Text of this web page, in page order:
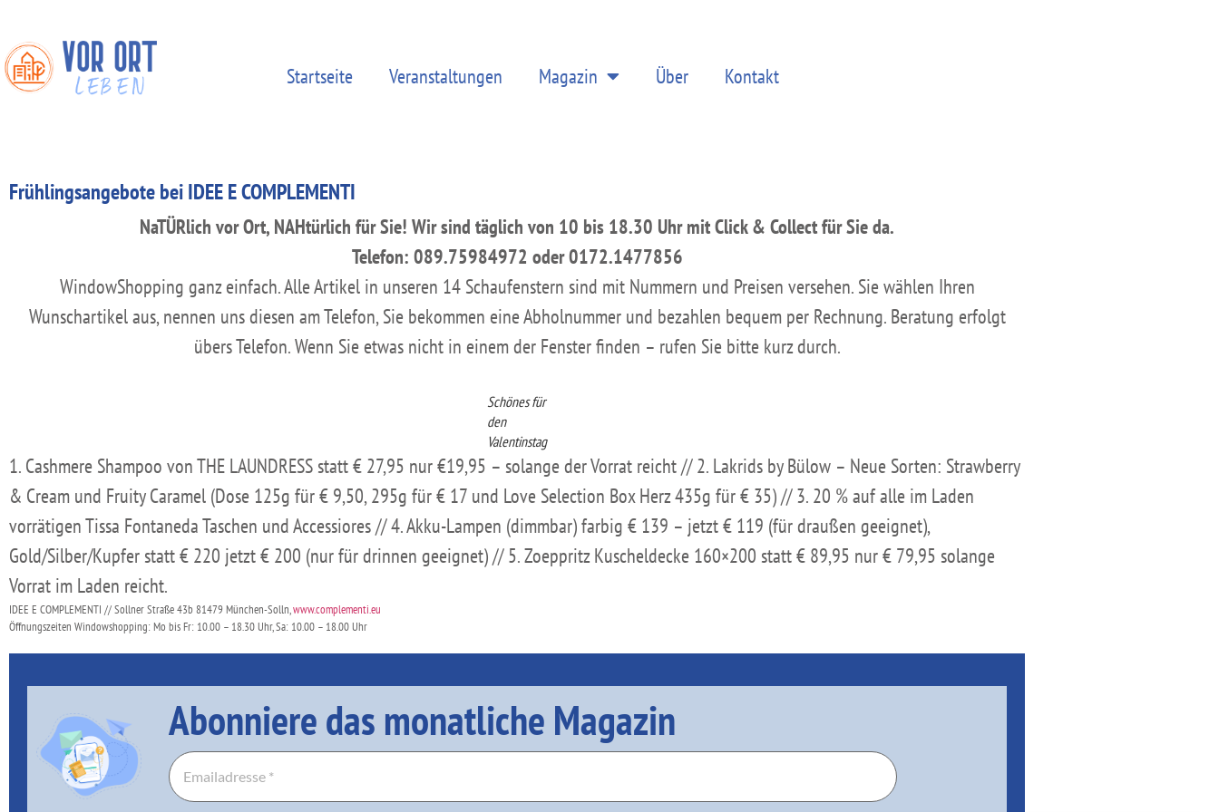
Startseite Veranstaltungen Magazin Über Kontakt
Frühlingsangebote bei IDEE E COMPLEMENTI
NaTÜRlich vor Ort, NAHtürlich für Sie! Wir sind täglich von 10 bis 18.30 Uhr mit Click & Collect für Sie da.
Telefon: 089.75984972 oder 0172.1477856
WindowShopping ganz einfach. Alle Artikel in unseren 14 Schaufenstern sind mit Nummern und Preisen versehen. Sie wählen Ihren
Wunschartikel aus, nennen uns diesen am Telefon, Sie bekommen eine Abholnummer und bezahlen bequem per Rechnung. Beratung erfolgt
übers Telefon. Wenn Sie etwas nicht in einem der Fenster finden – rufen Sie bitte kurz durch.
Schönes für
den
Valentinstag
1. Cashmere Shampoo von THE LAUNDRESS statt € 27,95 nur €19,95 – solange der Vorrat reicht // 2. Lakrids by Bülow – Neue Sorten: Strawberry
& Cream und Fruity Caramel (Dose 125g für € 9,50, 295g für € 17 und Love Selection Box Herz 435g für € 35) // 3. 20 % auf alle im Laden
vorrätigen Tissa Fontaneda Taschen und Accessiores // 4. Akku-Lampen (dimmbar) farbig € 139 – jetzt € 119 (für draußen geeignet),
Gold/Silber/Kupfer statt € 220 jetzt € 200 (nur für drinnen geeignet) // 5. Zoeppritz Kuscheldecke 160×200 statt € 89,95 nur € 79,95 solange
Vorrat im Laden reicht.
IDEE E COMPLEMENTI // Sollner Straße 43b 81479 München-Solln,www.complementi.eu
Öffnungszeiten Windowshopping: Mo bis Fr: 10.00 – 18.30 Uhr, Sa: 10.00 – 18.00 Uhr
Abonniere das monatliche Magazin